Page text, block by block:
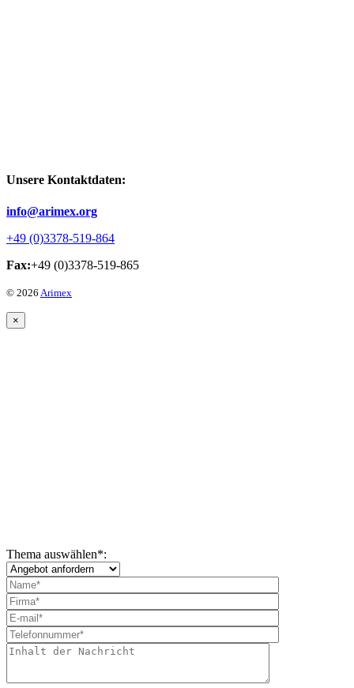
Unsere Kontaktdaten:
info@arimex.org
+49 (0)3378-519-864
Fax:+49 (0)3378-519-865
© 2026 Arimex
×
Thema auswählen*: